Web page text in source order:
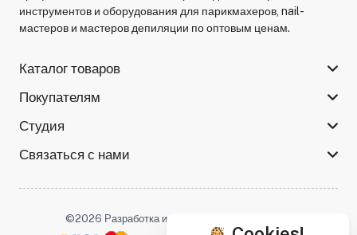
инструментов и оборудования для парикмахеров, nail-
мастеров и мастеров депиляции по оптовым ценам.
Каталог товаров
Покупателям
Студия
Связаться с нами
©2026 Разработка и поддержка -